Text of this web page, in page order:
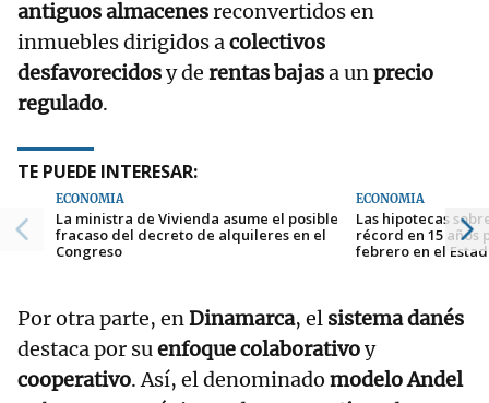
antiguos almacenesreconvertidos en
inmuebles dirigidos acolectivos
desfavorecidosy de rentas bajasa unprecio
regulado.
TE PUEDE INTERESAR:
ECONOMÍA
La ministra de Vivienda asume el posible
fracaso del decreto de alquileres en el
Congreso
ECONOMÍA
Las hipotecas
récord en 15 años
febrero en el
Por otra parte, enDinamarca, el sistema danés
destaca por suenfoque colaborativoy
cooperativo. Así, el denominado modelo Andel